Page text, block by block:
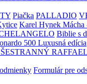
Piačka PALLADIO
Karel Hynek Mácha
Biblie s
500 Luxusná edícia
Formulár pre